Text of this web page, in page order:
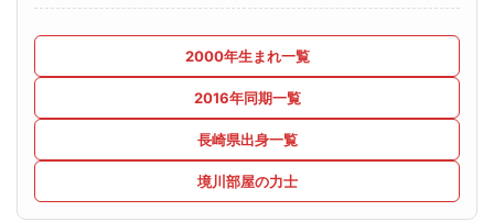
2000年生まれ一覧
2016年同期一覧
長崎県出身一覧
境川部屋の力士